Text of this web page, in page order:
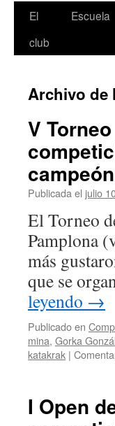
Saltar
El
club
Escuela
Archivo de
V
campeón
Publicada el julio
El Torneo
Pamplona
más
que se
leyendo →
Publicado en
mina, Gorka
katakrak |
I Open